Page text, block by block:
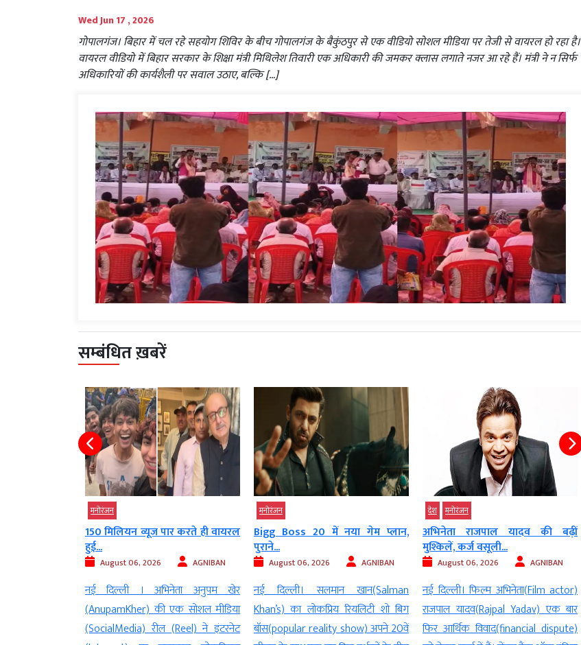
Wed Jun 17 , 2026
गोपालगंज। बिहार में चल रहे सहयोग शिविर के बीच गोपालगंज के बैकुंठपुर से एक वीडियो सोशल मीडिया पर तेजी से वायरल हो रहा है।
वायरल वीडियो में बिहार सरकार के शिक्षा मंत्री मिथिलेश तिवारी एक अधिकारी की जमकर क्लास लगाते नजर आ रहे हैं। मंत्री ने न सिर्फ
अधिकारियों की कार्यशैली पर सवाल उठाए, बल्कि […]
सम्बंधित ख़बरें
मनोरंजन
150 मिलियन व्यूज पार करते ही वायरल
हुई...
August 06, 2026 AGNIBAN
नई दिल्ली । अभिनेता अनुपम खेर
(AnupamKher) की एक सोशल मीडिया
(SocialMedia) रील (Reel) ने इंटरनेट
मनोरंजन
Bigg Boss 20 में नया गेम प्लान,
पुराने...
August 06, 2026 AGNIBAN
नई दिल्ली। सलमान खान(Salman
Khan’s) का लोकप्रिय रियलिटी शो बिग
बॉस(popular reality show) अपने 20वें
देश मनोरंजन
अभिनेता राजपाल यादव की बढ़ीं
मुश्किलें, कर्ज वसूली...
August 06, 2026 AGNIBAN
नई दिल्ली। फिल्म अभिनेता(Film actor)
राजपाल यादव(Rajpal Yadav) एक बार
फिर आर्थिक विवाद(financial dispute)